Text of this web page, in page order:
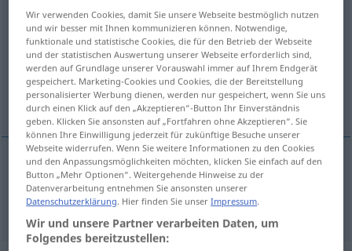
Humorm <-s>
Übersicht aller Übersetzungen
(Für mehr Details die Übersetzung anklicken/antippen)
humor
humor Humor
Wir verwenden Cookies, damit Sie unsere Webseite bestmöglich nutzen
und wir besser mit Ihnen kommunizieren können. Notwendige,
funktionale und statistische Cookies, die für den Betrieb der Webseite
und der statistischen Auswertung unserer Webseite erforderlich sind,
werden auf Grundlage unserer Vorauswahl immer auf Ihrem Endgerät
gespeichert. Marketing-Cookies und Cookies, die der Bereitstellung
personalisierter Werbung dienen, werden nur gespeichert, wenn Sie uns
durch einen Klick auf den „Akzeptieren“-Button Ihr Einverständnis
geben. Klicken Sie ansonsten auf „Fortfahren ohne Akzeptieren“. Sie
können Ihre Einwilligung jederzeit für zukünftige Besuche unserer
Webseite widerrufen. Wenn Sie weitere Informationen zu den Cookies
und den Anpassungsmöglichkeiten möchten, klicken Sie einfach auf den
Button „Mehr Optionen“. Weitergehende Hinweise zu der
Datenverarbeitung entnehmen Sie ansonsten unserer
Datenschutzerklärung. Hier finden Sie unserImpressum.
Wir und unsere Partner verarbeiten Daten, um
Folgendes bereitzustellen: